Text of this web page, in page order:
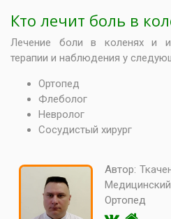
Кто лечит боль в
Лечение боли в коленях и
терапии и наблюдения у
Ортопед
Флеболог
Невролог
Сосудистый хирург
Автор:
Ортопед